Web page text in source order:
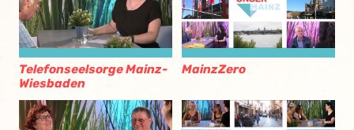
Telefonseelsorge Mainz-
Wiesbaden
MainzZero